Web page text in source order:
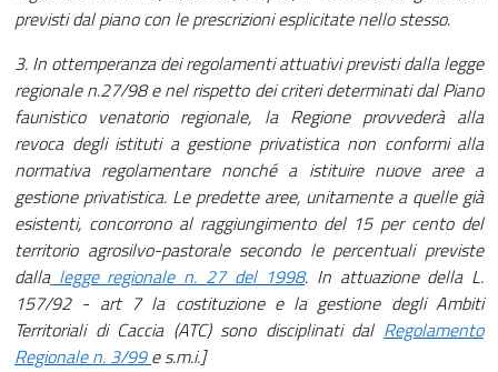
previsti dal piano con le prescrizioni esplicitate nello stesso.
3. In ottemperanza dei regolamenti attuativi previsti dalla legge
regionale n.27/98 e nel rispetto dei criteri determinati dal Piano
faunistico venatorio regionale, la Regione provvederà alla
revoca degli istituti a gestione privatistica non conformi alla
normativa regolamentare nonché a istituire nuove aree a
gestione privatistica. Le predette aree, unitamente a quelle già
esistenti, concorrono al raggiungimento del 15 per cento del
territorio agrosilvo-pastorale secondo le percentuali previste
dallalegge regionale n. 27 del 1998. In attuazione della L.
157/92 - art 7 la costituzione e la gestione degli Ambiti
Territoriali di Caccia (ATC) sono disciplinati dal Regolamento
Regionale n. 3/99e s.m.i.]